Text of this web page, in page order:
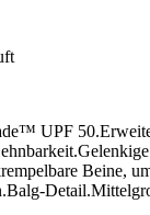
UPF
Beine,